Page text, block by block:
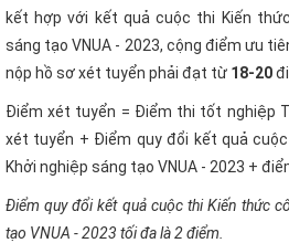
kết hợp với kết quả cuộc thi Kiến
sáng tạo VNUA - 2023, cộng điểm ưu
nộp hồ sơ xét tuyển phải đạt từ 18-20
Điểm xét tuyển = Điểm thi tốt nghiệp
xét tuyển + Điểm quy đổi kết quả
Khởi nghiệp sáng tạo VNUA - 2023 +
Điểm quy đổi kết quả cuộc thi Kiến thức
tạo VNUA - 2023 tối đa là 2 điểm.